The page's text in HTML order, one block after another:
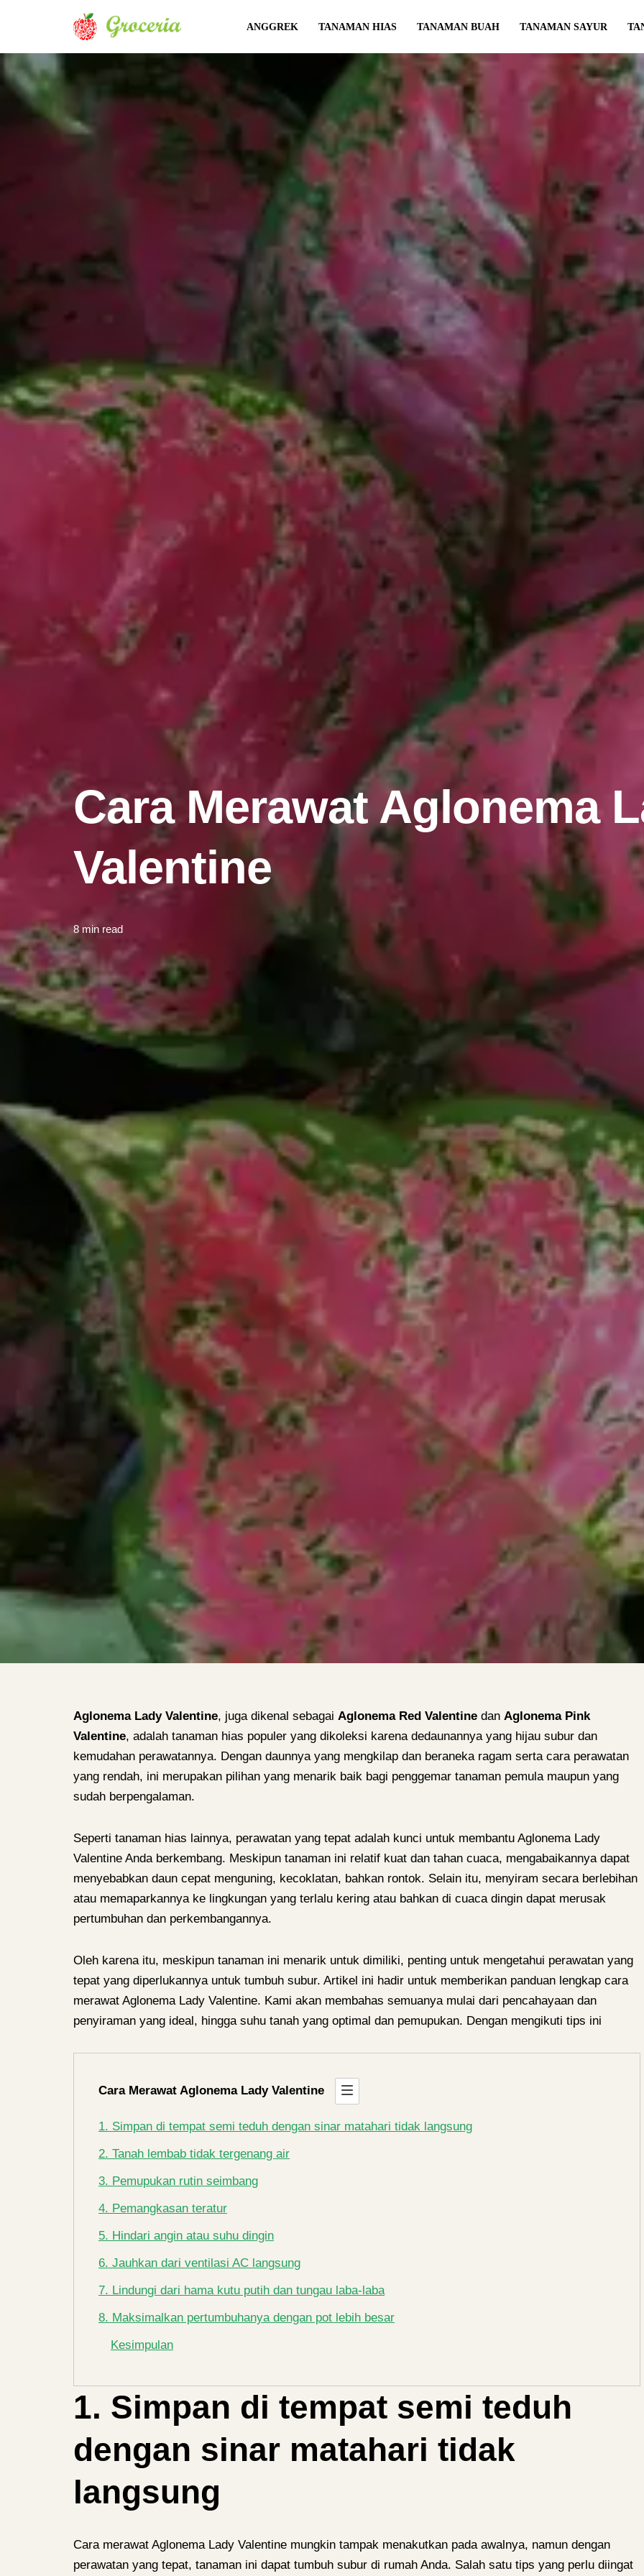
konten
ANGGREK TANAMAN HIAS TANAMAN BUAH TANAMAN SAYUR
Cara Merawat Aglonema
Valentine
8 min read
Aglonema Lady Valentine, juga dikenal sebagai Aglonema Red Valentine dan Aglonema Pink
Valentine, adalah tanaman hias populer yang dikoleksi karena dedaunannya yang hijau subur dan
kemudahan perawatannya. Dengan daunnya yang mengkilap dan beraneka ragam serta cara perawatan
yang rendah, ini merupakan pilihan yang menarik baik bagi penggemar tanaman pemula maupun yang
sudah berpengalaman.
Seperti tanaman hias lainnya, perawatan yang tepat adalah kunci untuk membantu Aglonema Lady
Valentine Anda berkembang. Meskipun tanaman ini relatif kuat dan tahan cuaca, mengabaikannya dapat
menyebabkan daun cepat menguning, kecoklatan, bahkan rontok. Selain itu, menyiram secara berlebihan
atau memaparkannya ke lingkungan yang terlalu kering atau bahkan di cuaca dingin dapat merusak
pertumbuhan dan perkembangannya.
Oleh karena itu, meskipun tanaman ini menarik untuk dimiliki, penting untuk mengetahui perawatan yang
tepat yang diperlukannya untuk tumbuh subur. Artikel ini hadir untuk memberikan panduan lengkap cara
merawat Aglonema Lady Valentine. Kami akan membahas semuanya mulai dari pencahayaan dan
penyiraman yang ideal, hingga suhu tanah yang optimal dan pemupukan. Dengan mengikuti tips ini
Cara Merawat Aglonema Lady Valentine
1. Simpan di tempat semi teduh dengan sinar matahari tidak langsung
2. Tanah lembab tidak tergenang air
3. Pemupukan rutin seimbang
4. Pemangkasan teratur
5. Hindari angin atau suhu dingin
6. Jauhkan dari ventilasi AC langsung
7. Lindungi dari hama kutu putih dan tungau laba-laba
8. Maksimalkan pertumbuhanya dengan pot lebih besar
Kesimpulan
1. Simpan di tempat semi teduh
dengan sinar matahari tidak
langsung
Cara merawat Aglonema Lady Valentine mungkin tampak menakutkan pada awalnya, namun dengan
perawatan yang tepat, tanaman ini dapat tumbuh subur di rumah Anda. Salah satu tips yang perlu diingat